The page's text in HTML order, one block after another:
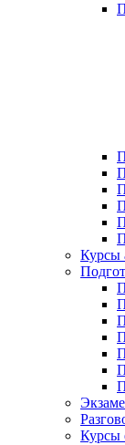
Курсы
Курсы